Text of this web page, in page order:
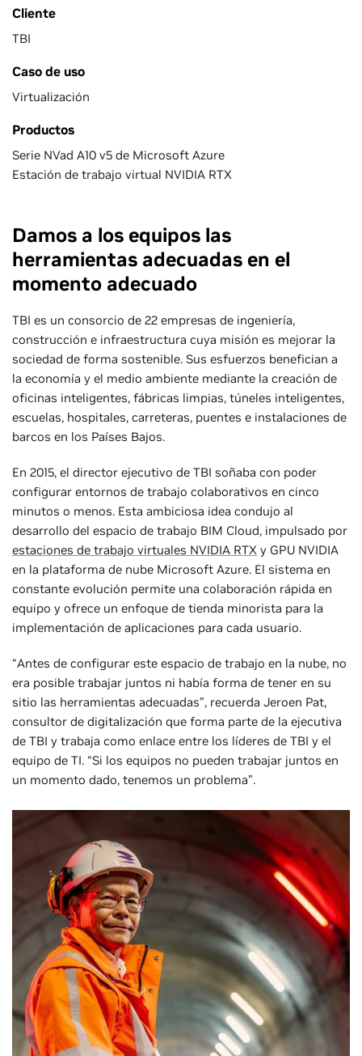
Cliente
TBI
Caso de uso
Virtualización
Productos
Serie NVad A10 v5 de Microsoft Azure
Estación de trabajo virtual NVIDIA RTX
Damos a los equipos las
herramientas adecuadas en el
momento adecuado
TBI es un consorcio de 22 empresas de ingeniería,
construcción e infraestructura cuya misión es mejorar la
sociedad de forma sostenible. Sus esfuerzos benefician a
la economía y el medio ambiente mediante la creación de
oficinas inteligentes, fábricas limpias, túneles inteligentes,
escuelas, hospitales, carreteras, puentes e instalaciones de
barcos en los Países Bajos.
En 2015, el director ejecutivo de TBI soñaba con poder
configurar entornos de trabajo colaborativos en cinco
minutos o menos. Esta ambiciosa idea condujo al
desarrollo del espacio de trabajo BIM Cloud, impulsado por
estaciones de trabajo virtuales NVIDIA RTX y GPU NVIDIA
en la plataforma de nube Microsoft Azure. El sistema en
constante evolución permite una colaboración rápida en
equipo y ofrece un enfoque de tienda minorista para la
implementación de aplicaciones para cada usuario.
“Antes de configurar este espacio de trabajo en la nube, no
era posible trabajar juntos ni había forma de tener en su
sitio las herramientas adecuadas”, recuerda Jeroen Pat,
consultor de digitalización que forma parte de la ejecutiva
de TBI y trabaja como enlace entre los líderes de TBI y el
equipo de TI. “Si los equipos no pueden trabajar juntos en
un momento dado, tenemos un problema”.